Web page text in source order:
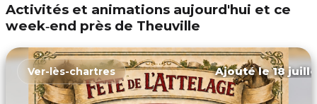
Activités et animations aujourd'hui et ce
week‑end près de Theuville
Ver-lès-chartres Ajouté le 18